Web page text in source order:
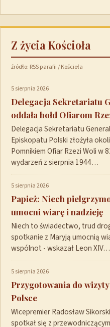
Z życia Kościoła
źródło: RSS parafii / Kościoła
5 sierpnia 2026
Delegacja Sekretariatu
oddała hołd Ofiarom
Delegacja Sekretariatu
Episkopatu Polski złożyła
Pomnikiem Ofiar Rzezi Woli w
wydarzeń z sierpnia 1944…
5 sierpnia 2026
Papież: Niech
umocni wiarę i nadzieję
Niech to świadectwo, trud
spotkanie z Maryją umocnią
wspólnot - wskazał Leon XIV…
5 sierpnia 2026
Przygotowania do
Polsce
Wicepremier Radosław
spotkał się z